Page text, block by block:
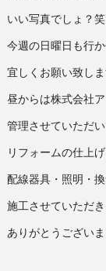
いい写真でしょ？笑
今週の日曜日も行
宜しくお願い致しま
昼からは株式会社
管理させていただ
リフォームの仕上
配線器具・照明・
施工させていただき
ありがとうございま